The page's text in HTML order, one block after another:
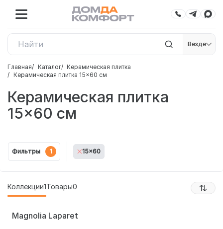
Везде
Главная Каталог
Керамическая плитка
Керамическая плитка 15×60 см
Керамическая плитка
15×60 см
Фильтры 1 15x60
Коллекции1Товары0
Magnolia Laparet